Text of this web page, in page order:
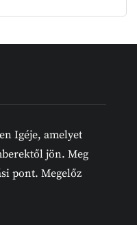
Igéje, amelyet
jön. Meg
pont. Megelőz